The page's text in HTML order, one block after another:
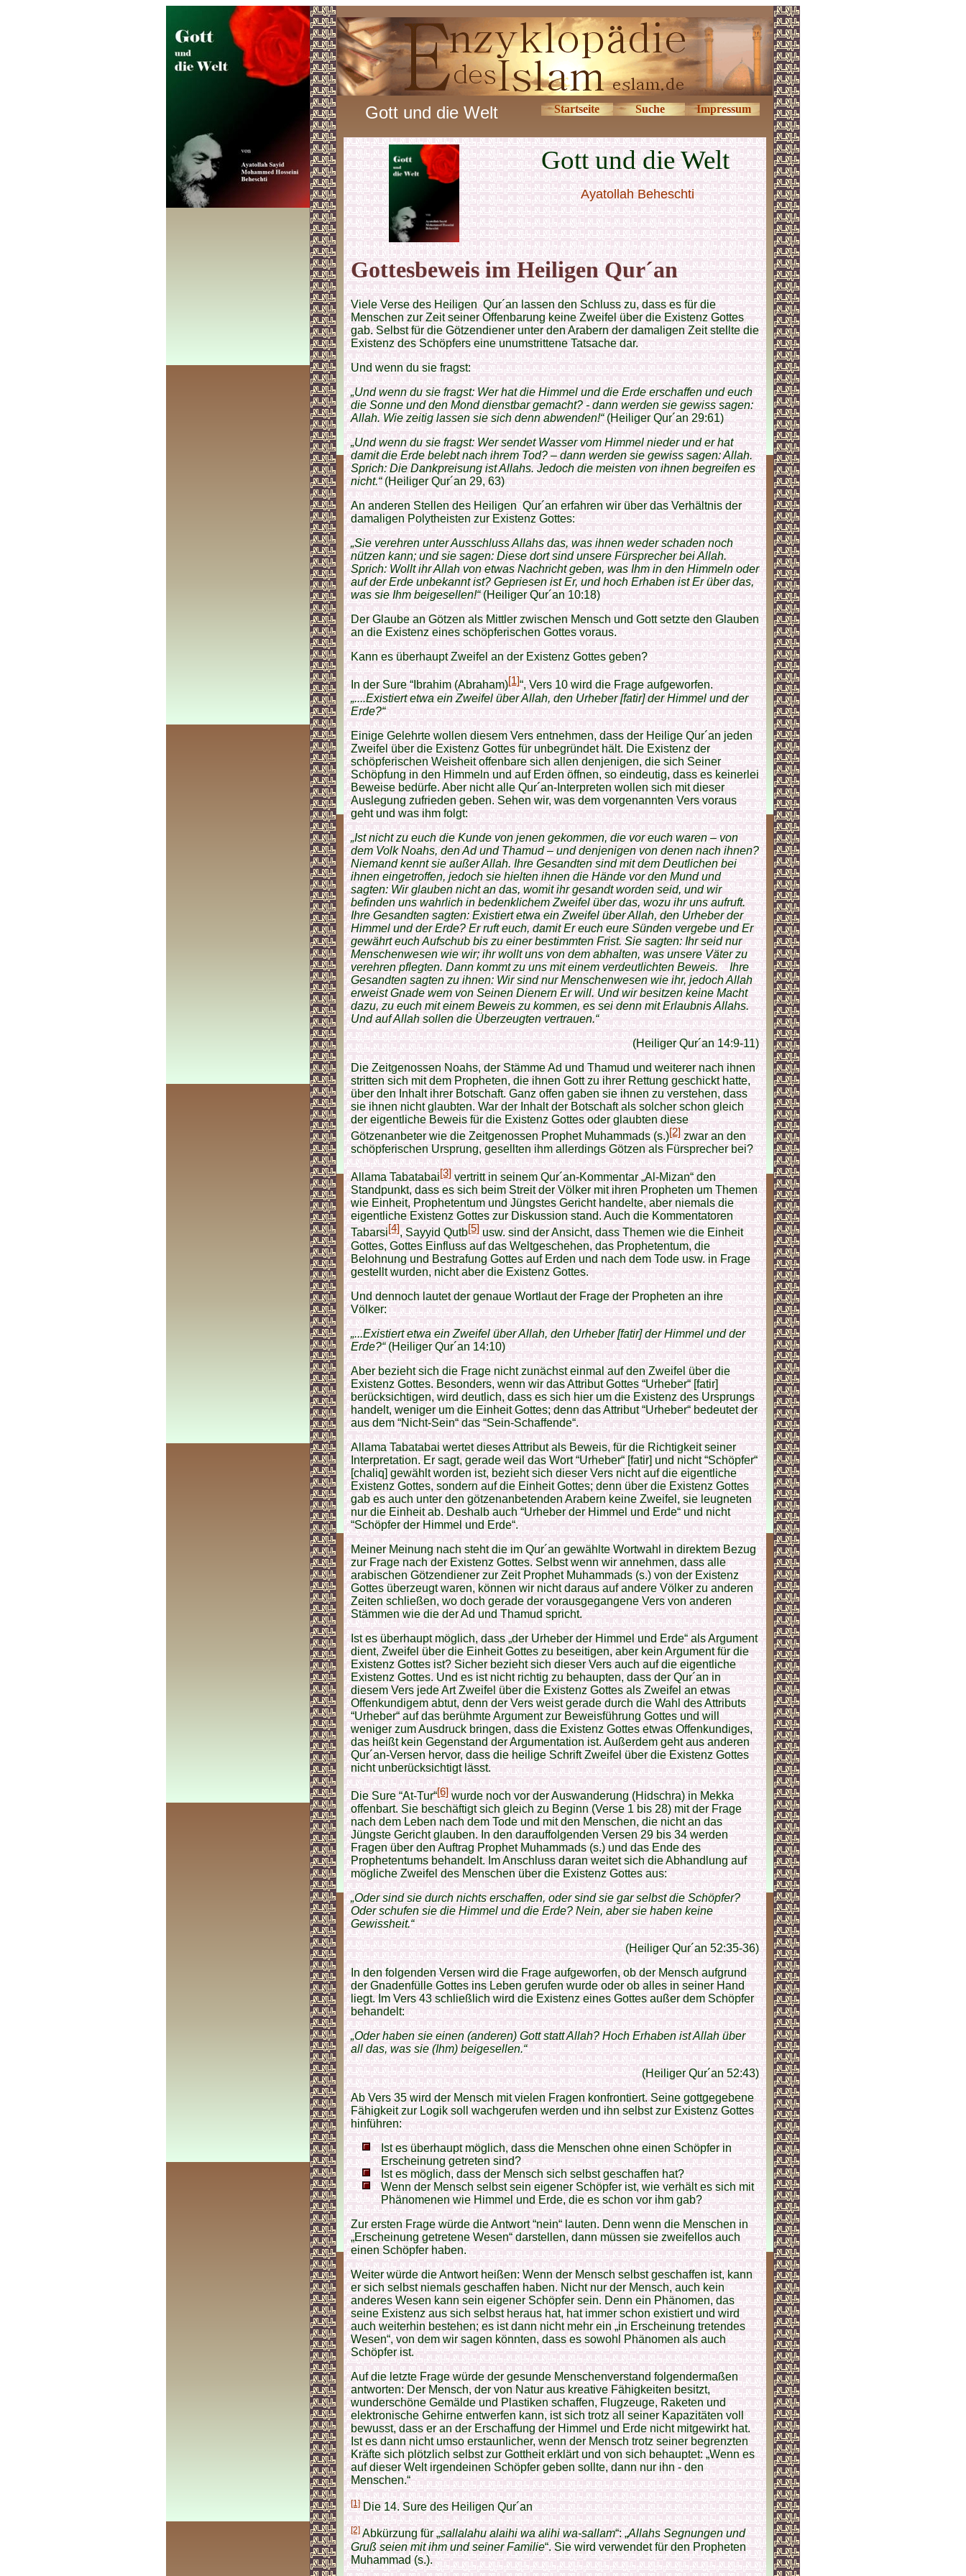
Gott und die Welt Startseite Suche Impressum
Gott und die Welt
Ayatollah Beheschti
Gottesbeweis im Heiligen Qur´an
Viele Verse des Heiligen Qur´an lassen den Schluss zu, dass es für die
Menschen zur Zeit seiner Offenbarung keine Zweifel über die Existenz Gottes
gab. Selbst für die Götzendiener unter den Arabern der damaligen Zeit stellte die
Existenz des Schöpfers eine unumstrittene Tatsache dar.
Und wenn du sie fragst:
„Und wenn du sie fragst: Wer hat die Himmel und die Erde erschaffen und euch
die Sonne und den Mond dienstbar gemacht? - dann werden sie gewiss sagen:
Allah. Wie zeitig lassen sie sich denn abwenden!“(Heiliger Qur´an 29:61)
„Und wenn du sie fragst: Wer sendet Wasser vom Himmel nieder und er hat
damit die Erde belebt nach ihrem Tod? – dann werden sie gewiss sagen: Allah.
Sprich: Die Dankpreisung ist Allahs. Jedoch die meisten von ihnen begreifen es
nicht.“(Heiliger Qur´an 29, 63)
An anderen Stellen des Heiligen Qur´an erfahren wir über das Verhältnis der
damaligen Polytheisten zur Existenz Gottes:
„Sie verehren unter Ausschluss Allahs das, was ihnen weder schaden noch
nützen kann; und sie sagen: Diese dort sind unsere Fürsprecher bei Allah.
Sprich: Wollt ihr Allah von etwas Nachricht geben, was Ihm in den Himmeln oder
auf der Erde unbekannt ist? Gepriesen ist Er, und hoch Erhaben ist Er über das,
was sie Ihm beigesellen!“(Heiliger Qur´an 10:18)
Der Glaube an Götzen als Mittler zwischen Mensch und Gott setzte den Glauben
an die Existenz eines schöpferischen Gottes voraus.
Kann es überhaupt Zweifel an der Existenz Gottes geben?
In der Sure “Ibrahim (Abraham)[1]“, Vers 10 wird die Frage aufgeworfen.
„....Existiert etwa ein Zweifel über Allah, den Urheber [fatir] der Himmel und der
Erde?“
Einige Gelehrte wollen diesem Vers entnehmen, dass der Heilige Qur´an jeden
Zweifel über die Existenz Gottes für unbegründet hält. Die Existenz der
schöpferischen Weisheit offenbare sich allen denjenigen, die sich Seiner
Schöpfung in den Himmeln und auf Erden öffnen, so eindeutig, dass es keinerlei
Beweise bedürfe. Aber nicht alle Qur´an-Interpreten wollen sich mit dieser
Auslegung zufrieden geben. Sehen wir, was dem vorgenannten Vers voraus
geht und was ihm folgt:
„Ist nicht zu euch die Kunde von jenen gekommen, die vor euch waren – von
dem Volk Noahs, den Ad und Thamud – und denjenigen von denen nach ihnen?
Niemand kennt sie außer Allah. Ihre Gesandten sind mit dem Deutlichen bei
ihnen eingetroffen, jedoch sie hielten ihnen die Hände vor den Mund und
sagten: Wir glauben nicht an das, womit ihr gesandt worden seid, und wir
befinden uns wahrlich in bedenklichem Zweifel über das, wozu ihr uns aufruft.
Ihre Gesandten sagten: Existiert etwa ein Zweifel über Allah, den Urheber der
Himmel und der Erde? Er ruft euch, damit Er euch eure Sünden vergebe und Er
gewährt euch Aufschub bis zu einer bestimmten Frist. Sie sagten: Ihr seid nur
Menschenwesen wie wir; ihr wollt uns von dem abhalten, was unsere Väter zu
verehren pflegten. Dann kommt zu uns mit einem verdeutlichten Beweis. Ihre
Gesandten sagten zu ihnen: Wir sind nur Menschenwesen wie ihr, jedoch Allah
erweist Gnade wem von Seinen Dienern Er will. Und wir besitzen keine Macht
dazu, zu euch mit einem Beweis zu kommen, es sei denn mit Erlaubnis Allahs.
Und auf Allah sollen die Überzeugten vertrauen.“
(Heiliger Qur´an 14:9-11)
Die Zeitgenossen Noahs, der Stämme Ad und Thamud und weiterer nach ihnen
stritten sich mit dem Propheten, die ihnen Gott zu ihrer Rettung geschickt hatte,
über den Inhalt ihrer Botschaft. Ganz offen gaben sie ihnen zu verstehen, dass
sie ihnen nicht glaubten. War der Inhalt der Botschaft als solcher schon gleich
der eigentliche Beweis für die Existenz Gottes oder glaubten diese
Götzenanbeter wie die Zeitgenossen Prophet Muhammads (s.)[2]zwar an den
schöpferischen Ursprung, gesellten ihm allerdings Götzen als Fürsprecher bei?
Allama Tabatabai[3]vertritt in seinem Qur´an-Kommentar „Al-Mizan“ den
Standpunkt, dass es sich beim Streit der Völker mit ihren Propheten um Themen
wie Einheit, Prophetentum und Jüngstes Gericht handelte, aber niemals die
eigentliche Existenz Gottes zur Diskussion stand. Auch die Kommentatoren
Tabarsi[4], Sayyid Qutb[5]usw. sind der Ansicht, dass Themen wie die Einheit
Gottes, Gottes Einfluss auf das Weltgeschehen, das Prophetentum, die
Belohnung und Bestrafung Gottes auf Erden und nach dem Tode usw. in Frage
gestellt wurden, nicht aber die Existenz Gottes.
Und dennoch lautet der genaue Wortlaut der Frage der Propheten an ihre
Völker:
„...Existiert etwa ein Zweifel über Allah, den Urheber [fatir] der Himmel und der
Erde?“(Heiliger Qur´an 14:10)
Aber bezieht sich die Frage nicht zunächst einmal auf den Zweifel über die
Existenz Gottes. Besonders, wenn wir das Attribut Gottes “Urheber“ [fatir]
berücksichtigen, wird deutlich, dass es sich hier um die Existenz des Ursprungs
handelt, weniger um die Einheit Gottes; denn das Attribut “Urheber“ bedeutet der
aus dem “Nicht-Sein“ das “Sein-Schaffende“.
Allama Tabatabai wertet dieses Attribut als Beweis, für die Richtigkeit seiner
Interpretation. Er sagt, gerade weil das Wort “Urheber“ [fatir] und nicht “Schöpfer“
[chaliq] gewählt worden ist, bezieht sich dieser Vers nicht auf die eigentliche
Existenz Gottes, sondern auf die Einheit Gottes; denn über die Existenz Gottes
gab es auch unter den götzenanbetenden Arabern keine Zweifel, sie leugneten
nur die Einheit ab. Deshalb auch “Urheber der Himmel und Erde“ und nicht
“Schöpfer der Himmel und Erde“.
Meiner Meinung nach steht die im Qur´an gewählte Wortwahl in direktem Bezug
zur Frage nach der Existenz Gottes. Selbst wenn wir annehmen, dass alle
arabischen Götzendiener zur Zeit Prophet Muhammads (s.) von der Existenz
Gottes überzeugt waren, können wir nicht daraus auf andere Völker zu anderen
Zeiten schließen, wo doch gerade der vorausgegangene Vers von anderen
Stämmen wie die der Ad und Thamud spricht.
Ist es überhaupt möglich, dass „der Urheber der Himmel und Erde“ als Argument
dient, Zweifel über die Einheit Gottes zu beseitigen, aber kein Argument für die
Existenz Gottes ist? Sicher bezieht sich dieser Vers auch auf die eigentliche
Existenz Gottes. Und es ist nicht richtig zu behaupten, dass der Qur´an in
diesem Vers jede Art Zweifel über die Existenz Gottes als Zweifel an etwas
Offenkundigem abtut, denn der Vers weist gerade durch die Wahl des Attributs
“Urheber“ auf das berühmte Argument zur Beweisführung Gottes und will
weniger zum Ausdruck bringen, dass die Existenz Gottes etwas Offenkundiges,
das heißt kein Gegenstand der Argumentation ist. Außerdem geht aus anderen
Qur´an-Versen hervor, dass die heilige Schrift Zweifel über die Existenz Gottes
nicht unberücksichtigt lässt.
Die Sure “At-Tur“[6]wurde noch vor der Auswanderung (Hidschra) in Mekka
offenbart. Sie beschäftigt sich gleich zu Beginn (Verse 1 bis 28) mit der Frage
nach dem Leben nach dem Tode und mit den Menschen, die nicht an das
Jüngste Gericht glauben. In den darauffolgenden Versen 29 bis 34 werden
Fragen über den Auftrag Prophet Muhammads (s.) und das Ende des
Prophetentums behandelt. Im Anschluss daran weitet sich die Abhandlung auf
mögliche Zweifel des Menschen über die Existenz Gottes aus:
„Oder sind sie durch nichts erschaffen, oder sind sie gar selbst die Schöpfer?
Oder schufen sie die Himmel und die Erde? Nein, aber sie haben keine
Gewissheit.“
(Heiliger Qur´an 52:35-36)
In den folgenden Versen wird die Frage aufgeworfen, ob der Mensch aufgrund
der Gnadenfülle Gottes ins Leben gerufen wurde oder ob alles in seiner Hand
liegt. Im Vers 43 schließlich wird die Existenz eines Gottes außer dem Schöpfer
behandelt:
„Oder haben sie einen (anderen) Gott statt Allah? Hoch Erhaben ist Allah über
all das, was sie (Ihm) beigesellen.“
(Heiliger Qur´an 52:43)
Ab Vers 35 wird der Mensch mit vielen Fragen konfrontiert. Seine gottgegebene
Fähigkeit zur Logik soll wachgerufen werden und ihn selbst zur Existenz Gottes
hinführen:
Ist es überhaupt möglich, dass die Menschen ohne einen Schöpfer in
Erscheinung getreten sind?
Ist es möglich, dass der Mensch sich selbst geschaffen hat?
Wenn der Mensch selbst sein eigener Schöpfer ist, wie verhält es sich mit
Phänomenen wie Himmel und Erde, die es schon vor ihm gab?
Zur ersten Frage würde die Antwort “nein“ lauten. Denn wenn die Menschen in
„Erscheinung getretene Wesen“ darstellen, dann müssen sie zweifellos auch
einen Schöpfer haben.
Weiter würde die Antwort heißen: Wenn der Mensch selbst geschaffen ist, kann
er sich selbst niemals geschaffen haben. Nicht nur der Mensch, auch kein
anderes Wesen kann sein eigener Schöpfer sein. Denn ein Phänomen, das
seine Existenz aus sich selbst heraus hat, hat immer schon existiert und wird
auch weiterhin bestehen; es ist dann nicht mehr ein „in Erscheinung tretendes
Wesen“, von dem wir sagen könnten, dass es sowohl Phänomen als auch
Schöpfer ist.
Auf die letzte Frage würde der gesunde Menschenverstand folgendermaßen
antworten: Der Mensch, der von Natur aus kreative Fähigkeiten besitzt,
wunderschöne Gemälde und Plastiken schaffen, Flugzeuge, Raketen und
elektronische Gehirne entwerfen kann, ist sich trotz all seiner Kapazitäten voll
bewusst, dass er an der Erschaffung der Himmel und Erde nicht mitgewirkt hat.
Ist es dann nicht umso erstaunlicher, wenn der Mensch trotz seiner begrenzten
Kräfte sich plötzlich selbst zur Gottheit erklärt und von sich behauptet: „Wenn es
auf dieser Welt irgendeinen Schöpfer geben sollte, dann nur ihn - den
Menschen.“
[1]Die 14. Sure des Heiligen Qur´an
[2]Abkürzung für „sallalahu alaihi wa alihi wa-sallam“: „Allahs Segnungen und
Gruß seien mit ihm und seiner Familie“. Sie wird verwendet für den Propheten
Muhammad (s.).